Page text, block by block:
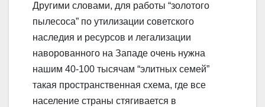
Другими словами, для работы “золотого
пылесоса” по утилизации советского
наследия и ресурсов и легализации
наворованного на Западе очень нужна
нашим 40-100 тысячам “элитных семей”
такая пространственная схема, где все
население страны стягивается в